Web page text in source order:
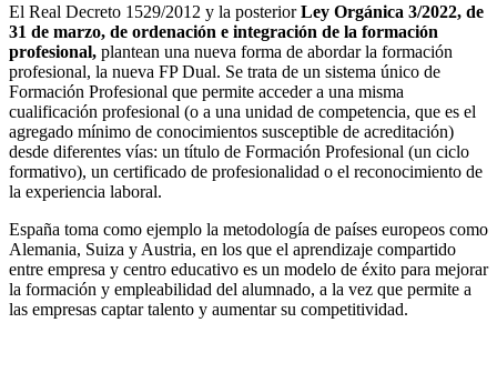
El Real Decreto 1529/2012 y la posteriorLey Orgánica 3/2022, de
31 de marzo, de ordenación e integración de la formación
profesional, plantean una nueva forma de abordar la formación
profesional, la nueva FP Dual. Se trata de un sistema único de
Formación Profesional que permite acceder a una misma
cualificación profesional (o a una unidad de competencia, que es el
agregado mínimo de conocimientos susceptible de acreditación)
desde diferentes vías: un título de Formación Profesional (un ciclo
formativo), un certificado de profesionalidad o el reconocimiento de
la experiencia laboral.
España toma como ejemplo la metodología de países europeos como
Alemania, Suiza y Austria, en los que el aprendizaje compartido
entre empresa y centro educativo es un modelo de éxito para mejorar
la formación y empleabilidad del alumnado, a la vez que permite a
las empresas captar talento y aumentar su competitividad.